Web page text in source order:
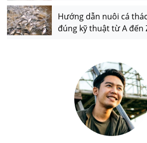
Hướng dẫn nuôi cá
đúng kỹ thuật từ A đến